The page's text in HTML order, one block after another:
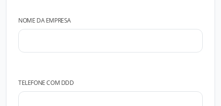
NOME DA EMPRESA
TELEFONE COM DDD